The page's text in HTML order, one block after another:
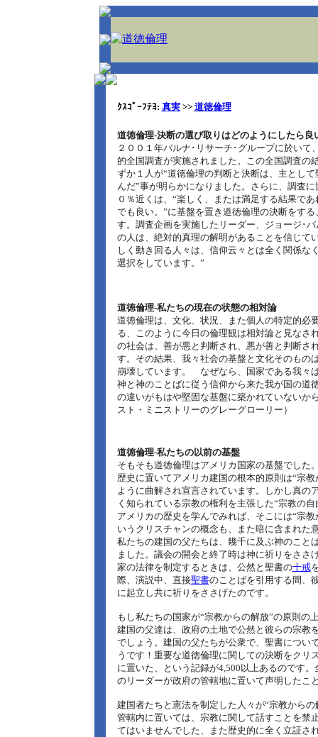
ｸｽｺﾟｰﾌﾃﾖ: 真実>> 道徳倫理
道徳倫理‐決断の選び取りはどのようにしたら良
２００１年バルナ･リサーチ･グループに於いて
的全国調査が実施されました。この全国調査の
ずか１人が“道徳倫理の判断と決断は、主とし
んだ”事が明らかになりました。さらに、調査
０％近くは、“楽しく、または満足する結果で
でも良い。”に基盤を置き道徳倫理の決断をす
す。調査企画を実施したリーダー、ジョージ･
の人は、絶対的真理の解明があることを信じて
しく動き回る人々は、信仰云々とは全く関係な
選択をしています。”
道徳倫理‐私たちの現在の状態の相対論
道徳倫理は、文化、状況、また個人の特定的必
る、このように今日の倫理観は相対論と見なさ
の社会は、善が悪と判断され、悪が善と判断さ
す。その結果、我々社会の基盤と文化そのもの
崩壊しています。 なぜなら、国家である我々
神と神のことばに従う信仰から来た我が国の道
の違いがもはや堅固な基盤に築かれていないか
スト・ミニストリーのグレーグローリー）
道徳倫理‐私たちの以前の基盤
そもそも道徳倫理はアメリカ国家の基盤でした
歴史に置いてアメリカ建国の根本的原則は“宗教
ように曲解され宣言されています。しかし真の
く知られている宗教の権利を主張した“宗教の
アメリカの歴史を学んでみれば、そこには“宗
いうクリスチャンの概念も、また暗に含まれた
私たちの建国の父たちは、幾千に及ぶ神のこと
ました。議会の開会と終了時は神に祈りをささ
家の法律を制定するときは、公然と聖書の十戒
際、演説中、直接聖書のことばを引用する間、
に起立し共に祈りをささげたのです。
もし私たちの国家が“宗教からの解放”の原則の
建国の父達は、政府の土地で公然と彼らの宗教
でしょう。建国の父たちが公衆で、聖書につい
うです！重要な道徳倫理に関しての決断をクリ
に置いた、という記録が4,500以上あるのです。
のリーダーが政府の管轄地に置いて声明したこ
建国者たちと憲法を制定した人々が“宗教からの
管轄内に置いては、宗教に関して話すことを禁
てはいませんでした、また歴史的に全く立証さ